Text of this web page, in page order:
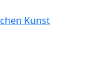
Kunst